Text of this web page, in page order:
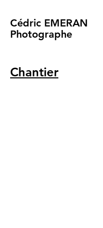
Cédric EMERAN
Photographe
Chantier